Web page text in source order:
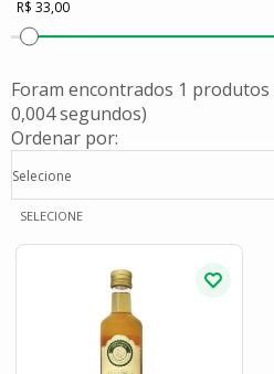
Foram encontrados 1 produtos
0,004 segundos)
Ordenar por:
Selecione
SELECIONE